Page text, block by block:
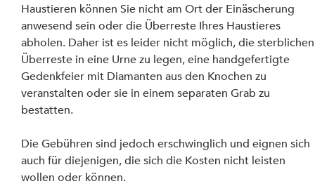
Haustieren können Sie nicht am Ort der Einäscherung
anwesend sein oder die Überreste Ihres Haustieres
abholen. Daher ist es leider nicht möglich, die
Überreste in eine Urne zu legen, eine handgefertigte
Gedenkfeier mit Diamanten aus den Knochen zu
veranstalten oder sie in einem separaten Grab zu
bestatten.
Die Gebühren sind jedoch erschwinglich und eignen sich
auch für diejenigen, die sich die Kosten nicht leisten
wollen oder können.